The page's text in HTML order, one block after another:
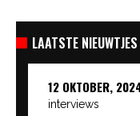
LAATSTE NIEUWTJES
12 OKTOBER,
interviews